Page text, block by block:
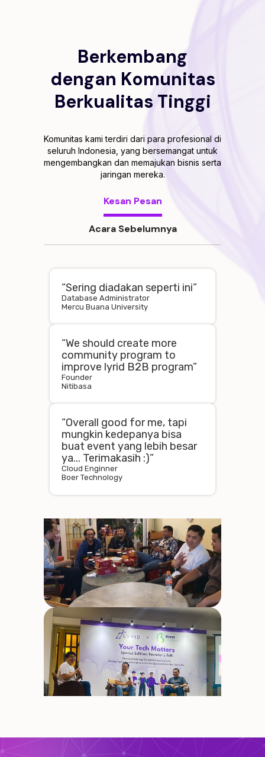
Berkembang
dengan Komunitas
Berkualitas Tinggi
Komunitas kami terdiri dari para profesional di
seluruh Indonesia, yang bersemangat untuk
mengembangkan dan memajukan bisnis serta
jaringan mereka.
Kesan Pesan
Acara Sebelumnya
“Sering diadakan seperti ini”
Database Administrator
Mercu Buana University
“We should create more
community program to
improve lyrid B2B program”
Founder
Nitibasa
“Overall good for me, tapi
mungkin kedepanya bisa
buat event yang lebih besar
ya... Terimakasih :)”
Cloud Enginner
Boer Technology